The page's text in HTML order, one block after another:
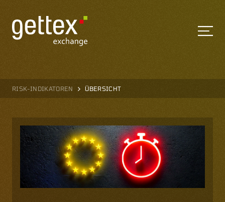
RISK-INDIKATOREN ÜBERSICHT